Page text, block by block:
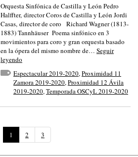
Orquesta Sinfónica de Castilla y León Pedro
Halffter, director Coros de Castilla y León Jordi
Casas, director de coro Richard Wagner (1813-
1883) Tannhäuser Poema sinfónico en 3
movimientos para coro y gran orquesta basado
en la ópera del mismo nombre de… Seguir
leyendo
Espectacular 2019-2020,Proximidad 11
Zamora 2019-2020,Proximidad 12 Ávila
2019-2020,Temporada OSCyL 2019-2020
1
P
2 3